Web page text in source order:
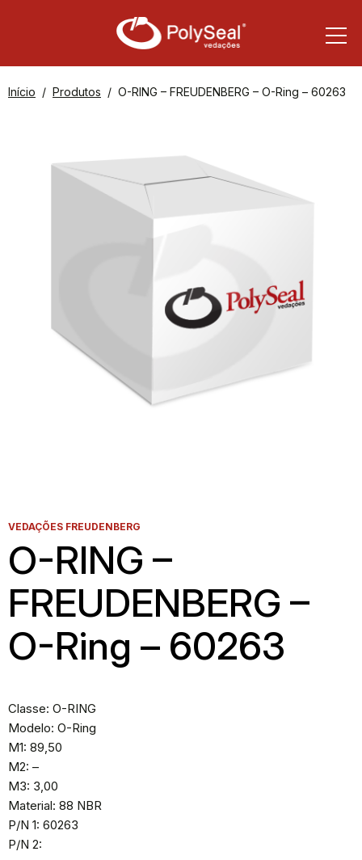
Início Produtos O-RING – FREUDENBERG – O-Ring – 60263
VEDAÇÕES FREUDENBERG
O-RING –
FREUDENBERG –
O-Ring – 60263
Classe: O-RING
Modelo: O-Ring
M1: 89,50
M2: –
M3: 3,00
Material: 88 NBR
P/N 1: 60263
P/N 2: